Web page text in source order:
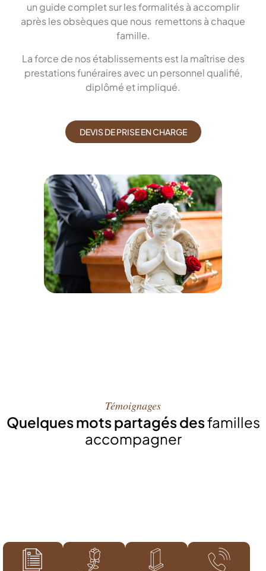
un guide complet sur les formalités à accomplir
après les obsèques que nous remettons à chaque
famille.
La force de nos établissements est la maîtrise des
prestations funéraires avec un personnel qualifié,
diplômé et impliqué.
DEVIS DE PRISE EN CHARGE
Témoignages
Quelques mots partagés desfamilles
accompagner